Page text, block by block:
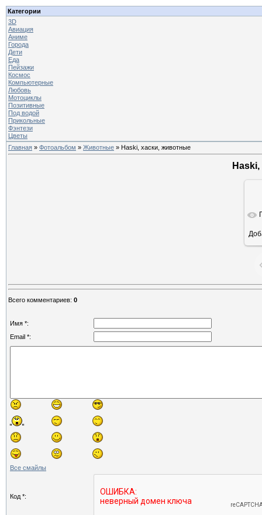
Категории
3D
Авиация
Аниме
Города
Дети
Еда
Пейзажи
Космос
Компьютерные
Любовь
Мотоциклы
Позитивные
Под водой
Прикольные
Фэнтези
Цветы
Главная » Фотоальбом » Животные » Haski, хаски, животные
Всего комментариев: 0
Имя *:
Email *:
Все смайлы
Код *: